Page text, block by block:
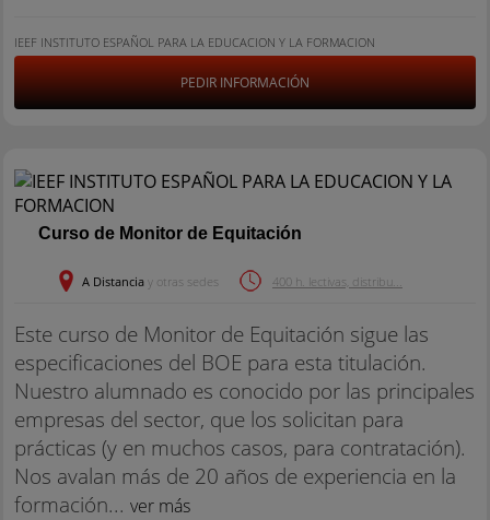
IEEF INSTITUTO ESPAÑOL PARA LA EDUCACION Y LA FORMACION
PEDIR INFORMACIÓN
Curso de Monitor de Equitación
A Distancia y otras sedes 400 h. lectivas, distribu...
Este curso de Monitor de Equitación sigue las
especificaciones del BOE para esta titulación.
Nuestro alumnado es conocido por las principales
empresas del sector, que los solicitan para
prácticas (y en muchos casos, para contratación).
Nos avalan más de 20 años de experiencia en la
formación... ver más